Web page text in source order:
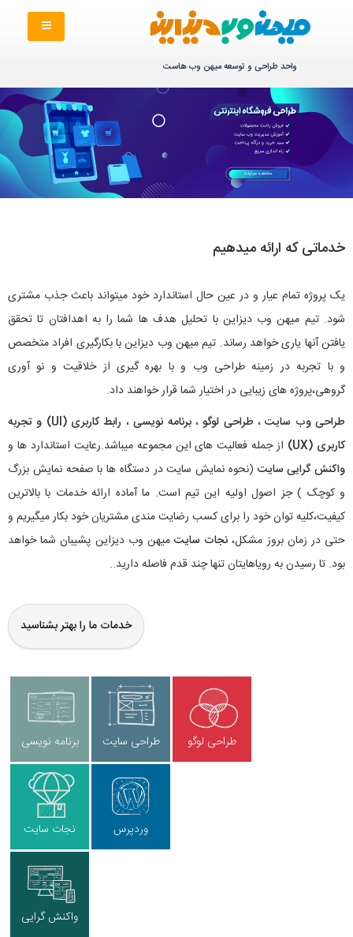
واحد طراحی و توسعه میهن وب هاست
خدماتی که ارائه میدهیم
یک پروژه تمام عیار و در عین حال استاندارد خود میتواند باعث جذب مشتری
شود. تیم میهن وب دیزاین با تحلیل هدف ها شما را به اهدافتان تا تحقق
یافتن آنها یاری خواهد رساند. تیم میهن وب دیزاین با بکارگیری افراد متخصص
و با تجربه در زمینه طراحی وب و با بهره گیری از خلاقیت و نو آوری
گروهی،پروژه های زیبایی در اختیار شما قرار خواهند داد.
طراحی وب سایت، طراحی لوگو،برنامه نویسی،
رابط کاربری (UI) و تجربه
کاربری (UX)
از جمله فعالیت های این مجموعه میباشد.رعایت استاندارد ها و
واکنش گرایی سایت (نحوه نمایش سایت در دستگاه ها با صفحه نمایش بزرگ
و کوچک ) جز اصول اولیه این تیم است. ما آماده ارائه خدمات با بالاترین
کیفیت،کلیه توان خود را برای کسب رضایت مندی مشتریان خود بکار میگیریم و
حتی در زمان بروز مشکل، نجات سایتمیهن وب دیزاین پشیبان شما خواهد
بود. تا رسیدن به رویاهایتان تنها چند قدم فاصله دارید..
خدمات ما را بهتر بشناسید
برنامه نویسی طراحی سایت طراحی لوگو
نجات سایت وردپرس
واکنش گرایی